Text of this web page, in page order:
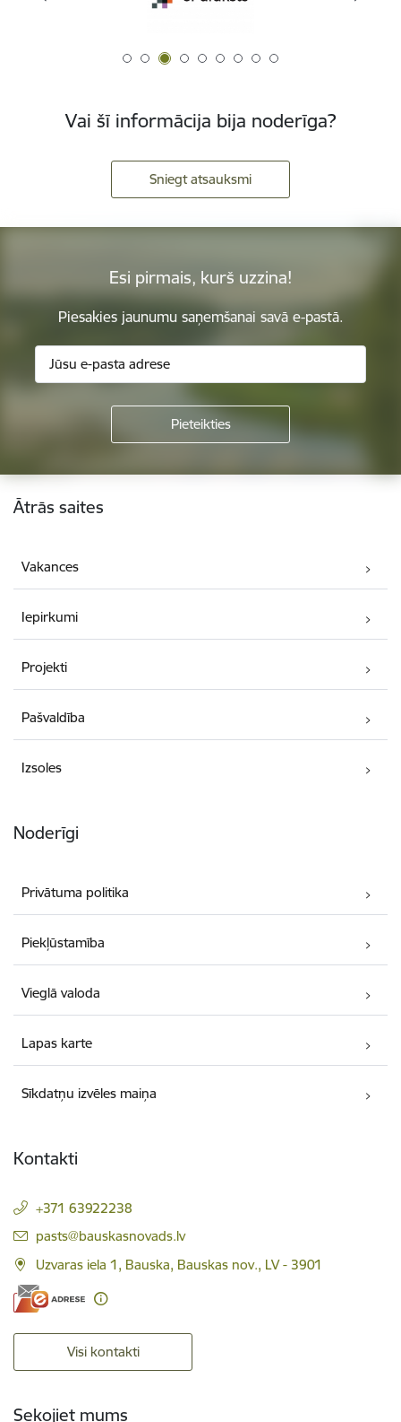
Vai šī informācija bija noderīga?
Sniegt atsauksmi
Esi pirmais, kurš uzzina!
Piesakies jaunumu saņemšanai savā e-pastā.
Kājene
Ātrās saites
Vakances
Iepirkumi
Projekti
Pašvaldība
Izsoles
Noderīgi
Privātuma politika
Piekļūstamība
Vieglā valoda
Lapas karte
Sīkdatņu izvēles maiņa
Kontakti
+371 63922238
E-pasts:
pasts@bauskasnovads.lv
Uzvaras iela 1, Bauska, Bauskas nov., LV - 3901
Visi kontakti
Sekojiet mums